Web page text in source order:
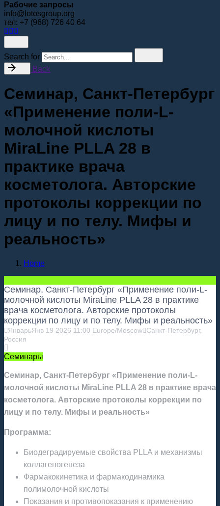
Рабочие запросы
info@lotosgroup.org
тел: +7 (968) 726 40 64
Search for
Back
Семинар, Санкт-Петербург
«Применение поли-L-
молочной кислоты
MiraLine PLLA 28 в
практике врача
косметолога. Авторские
протоколы коррекции по
лицу и по телу. Мифы и
реальность»
Home
Семинар, Санкт-Петербург «Применение поли-L-
молочной кислоты MiraLine PLLA 28 в практике
врача косметолога. Авторские протоколы
коррекции по лицу и по телу. Мифы и реальность»
ЯнварьЯнв 19 2026 11:00 Europe/Moscow Санкт-Петербург,
Россия
Семинары
Семинар, Санкт-Петербург «Применение поли-L-
молочной кислоты MiraLine PLLA 28 в практике врача
косметолога. Авторские протоколы коррекции по
лицу и по телу. Мифы и реальность»
Программа:
Биодеградируемые свойства PLLA и механизмы
коллагеногенеза
Фармакокинетика и фармакодинамика
полимолочной кислоты
Показания и противопоказания к применению